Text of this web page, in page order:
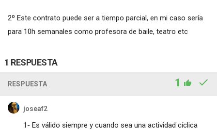
2º Este contrato puede ser a tiempo parcial, en mi caso sería
para 10h semanales como profesora de baile, teatro etc
1 RESPUESTA
RESPUESTA 1
joseaf2
1- Es válido siempre y cuando sea una actividad cíclica